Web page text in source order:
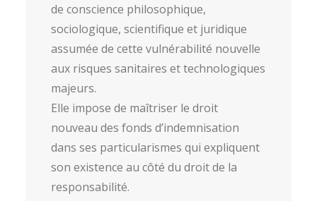
de conscience philosophique,
sociologique, scientifique et juridique
assumée de cette vulnérabilité nouvelle
aux risques sanitaires et technologiques
majeurs.
Elle impose de maîtriser le droit
nouveau des fonds d’indemnisation
dans ses particularismes qui expliquent
son existence au côté du droit de la
responsabilité.